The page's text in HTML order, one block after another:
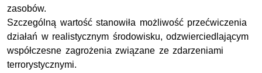
zasobów.
Szczególną wartość stanowiła możliwość przećwiczenia
działań w realistycznym środowisku, odzwierciedlającym
współczesne zagrożenia związane ze zdarzeniami
terrorystycznymi.